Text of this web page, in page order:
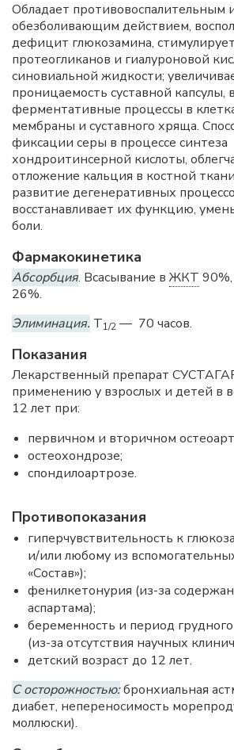
Обладает противовоспалительным
обезболивающим действием,
дефицит глюкозамина,
протеогликанов и гиалуроновой
синовиальной жидкости;
проницаемость суставной капсулы,
ферментативные процессы в
мембраны и суставного хряща.
фиксации серы в процессе синтеза
хондроитинсерной кислоты,
отложение кальция в костной
развитие дегенеративных
восстанавливает их функцию,
боли.
Фармакокинетика
Абсорбция. Всасывание в ЖКТ
26%.
Элиминация. T1/2 — 70 часов.
Показания
Лекарственный препарат
применению у взрослых и детей в
12 лет при:
первичном и вторичном
остеохондрозе;
спондилоартрозе.
Противопоказания
гиперчувствительность к
и/или любому из
«Состав»);
фенилкетонурия (из-за
аспартама);
беременность и период
(из-за отсутствия научных
детский возраст до 12 лет.
С осторожностью:бронхиальная
диабет, непереносимость
моллюски).